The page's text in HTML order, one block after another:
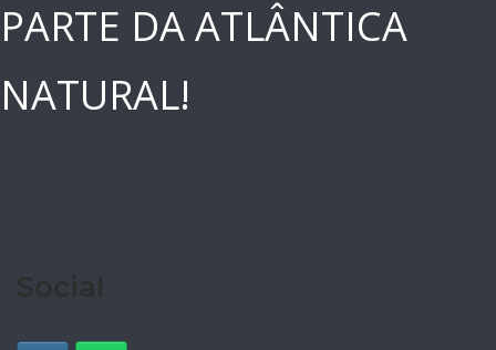
PARTE DA ATLÂNTICA
NATURAL!